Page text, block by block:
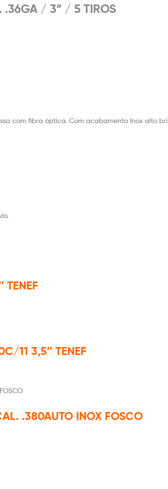
.36GA / 3” / 5 TIROS
com fibra óptica. Com acabamento Inox alto
TENEF
11 3,5″ TENEF
.380AUTO INOX FOSCO